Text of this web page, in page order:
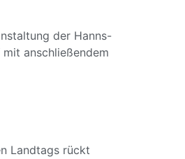
der Hanns-
mit anschließendem
Landtags rückt